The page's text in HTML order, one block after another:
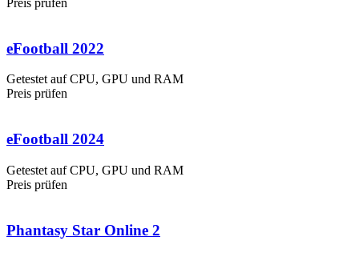
Preis prüfen
eFootball 2022
Getestet auf CPU, GPU und RAM
Preis prüfen
eFootball 2024
Getestet auf CPU, GPU und RAM
Preis prüfen
Phantasy Star Online 2